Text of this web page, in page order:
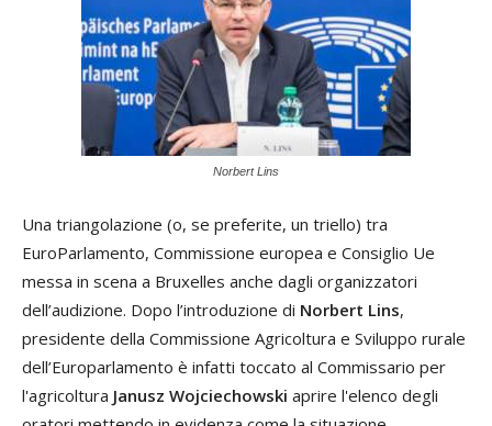
Norbert Lins
Una triangolazione (o, se preferite, un triello) tra
EuroParlamento, Commissione europea e Consiglio Ue
messa in scena a Bruxelles anche dagli organizzatori
dell’audizione. Dopo l’introduzione di Norbert Lins,
presidente della Commissione Agricoltura e Sviluppo rurale
dell’Europarlamento è infatti toccato al Commissario per
l'agricoltura Janusz Wojciechowski aprire l'elenco degli